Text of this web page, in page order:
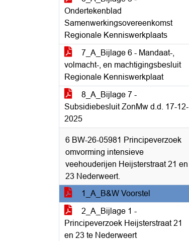
Ondertekenblad
Samenwerkingsovereenkomst
Regionale Kenniswerkplaats
7_A_Bijlage 6 - Mandaat-,
volmacht-, en machtigingsbesluit
Regionale Kenniswerkplaat
8_A_Bijlage 7 -
Subsidiebesluit ZonMw d.d. 17-12-
2025
6 BW-26-05981 Principeverzoek
omvorming intensieve
veehouderijen Heijsterstraat 21 en
23 Nederweert.
1_A_B&W Voorstel
2_A_Bijlage 1 -
Principeverzoek Heijsterstraat 21
en 23 te Nederweert